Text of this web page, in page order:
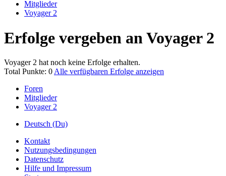
Mitglieder
Voyager 2
Erfolge vergeben an Voyager 2
Voyager 2 hat noch keine Erfolge erhalten.
Total Punkte: 0 Alle verfügbaren Erfolge anzeigen
Foren
Mitglieder
Voyager 2
Deutsch (Du)
Kontakt
Nutzungsbedingungen
Datenschutz
Hilfe und Impressum